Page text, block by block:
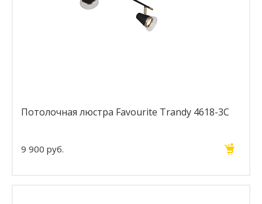
Потолочная люстра Favourite Trandy 4618-3C
9 900 руб.